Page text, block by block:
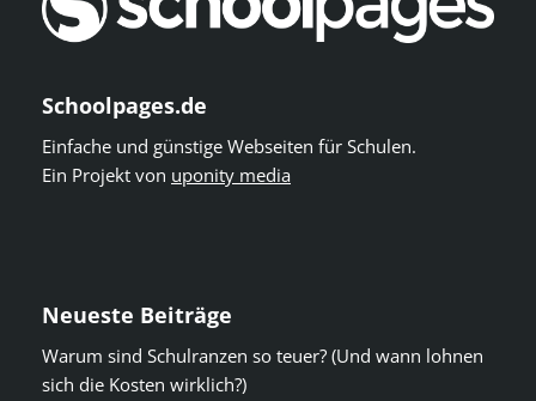
Schoolpages.de
Einfache und günstige Webseiten für Schulen.
Ein Projekt von uponity media
Neueste Beiträge
Warum sind Schulranzen so teuer? (Und wann lohnen
sich die Kosten wirklich?)